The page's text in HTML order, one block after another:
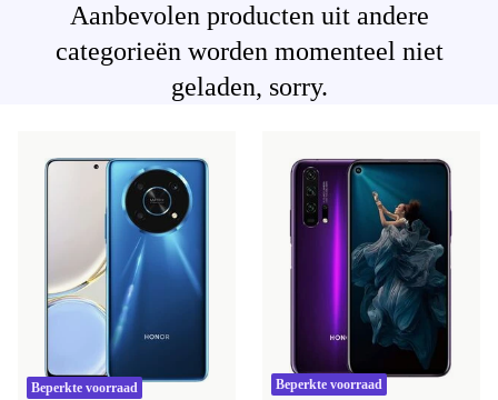
Aanbevolen producten uit andere
categorieën worden momenteel niet
geladen, sorry.
Beperkte voorraad Beperkte voorraad